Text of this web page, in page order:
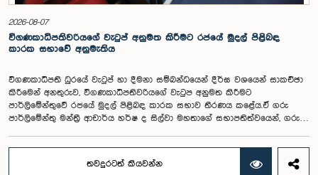
2026-08-07
විගණකාධිපතිවරියගේ වැටුප් අනුමත කිරීමට රජයේ මුදල් පිළිබඳ
කාරක සභාවේ අනුමැතිය
විගණකාධිපති ධුරයේ වැටුප් හා දීමනා සම්බන්ධයෙන් දීර්ඝ වශයෙන් සාකච්ඡා
කිරීමෙන් අනතුරුව, විගණකාධිපතිවරියගේ වැටුප අනුමත කිරීමට
පාර්ලිමේන්තුවේ රජයේ මුදල් පිළිබඳ කාරක සභාව තීරණය කළේය.ඒ ගරු
පාර්ලිමේන්තු මන්ත්‍රී ආචාර්ය හර්ෂ ද සිල්වා මහතාගේ සභාපතිත්වයෙන්, ගරු
බස්නායක, එම්.කේ.එම්. අස්ලම්, තිලිණ සමරකෝන් සහ චම්පික හෙට්ටිආරච්චි
යන මහත්ම මහත්මීන්ගේ සහභාගීත්වයෙන් මෙම කාරක සභාව
තවදුරටත් කියවන්න